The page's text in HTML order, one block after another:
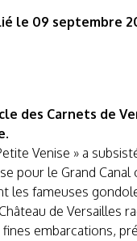
le 09 septembre
des Carnets de
Venise » a
pour le Grand Canal
les fameuses
de Versailles
fines embarcations,